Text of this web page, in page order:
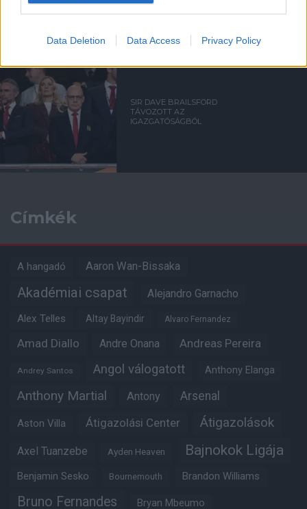
Data Deletion Data Access Privacy Policy
SIR DAVE BRAILSFORD
TÁVOZOTT AZ
IGAZGATÓSÁGBÓL
Címkék
A hangadó Aaron Wan-Bissaka
Akadémiai csapat Alejandro Garnacho
Alex Telles Altay Bayindir Alvaro Fernandez
Amad Diallo Andre Onana Andreas Pereira
Andrey Santos Angol válogatott Anthony Elanga
Anthony Martial Antony Arsenal
Aston Villa Átigazolási Center Átigazolások
Axel Tuanzebe Ayden Heaven Bajnokok Ligája
Benjamin Sesko Bournemouth Brandon Williams
Bruno Fernandes Bryan Mbeumo